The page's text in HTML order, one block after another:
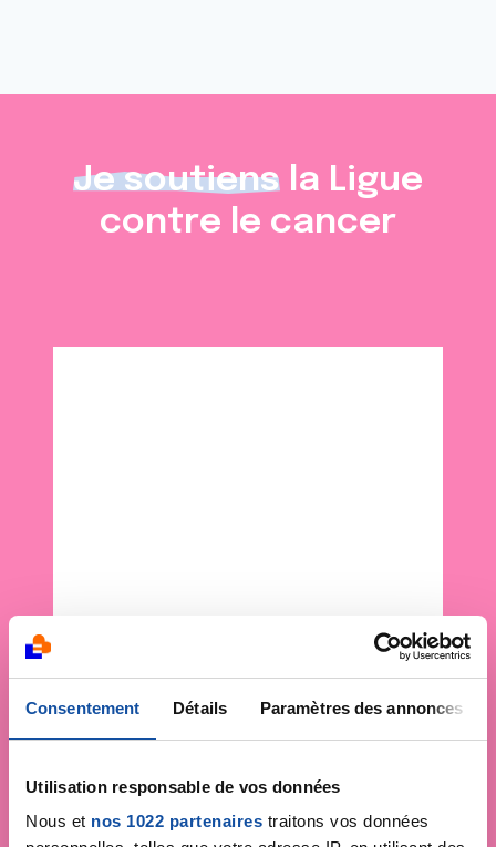
Consentement Détails Paramètres des annonces
Utilisation responsable de vos données
Nous et nos 1022 partenaires traitons vos données
Je soutiens la Ligue
contre le cancer